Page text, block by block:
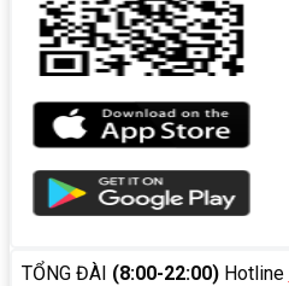
TỔNG ĐÀI (8:00-22:00)Hotline